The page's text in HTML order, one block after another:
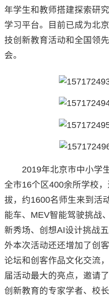
年学生和教师搭建探索研
学习平台。目前已成为北
技创新教育活动和全国领
会。
2019年北京市中小学生
全市16个区400余所学校
拔，约1600名师生来到活
能车、MEV智能驾驶挑战
新秀场、创想AI设计挑战
外本次活动还还增加了创
论坛和创客作品文化交流
届活动最大的亮点，邀请
创新教育的专家学者、校